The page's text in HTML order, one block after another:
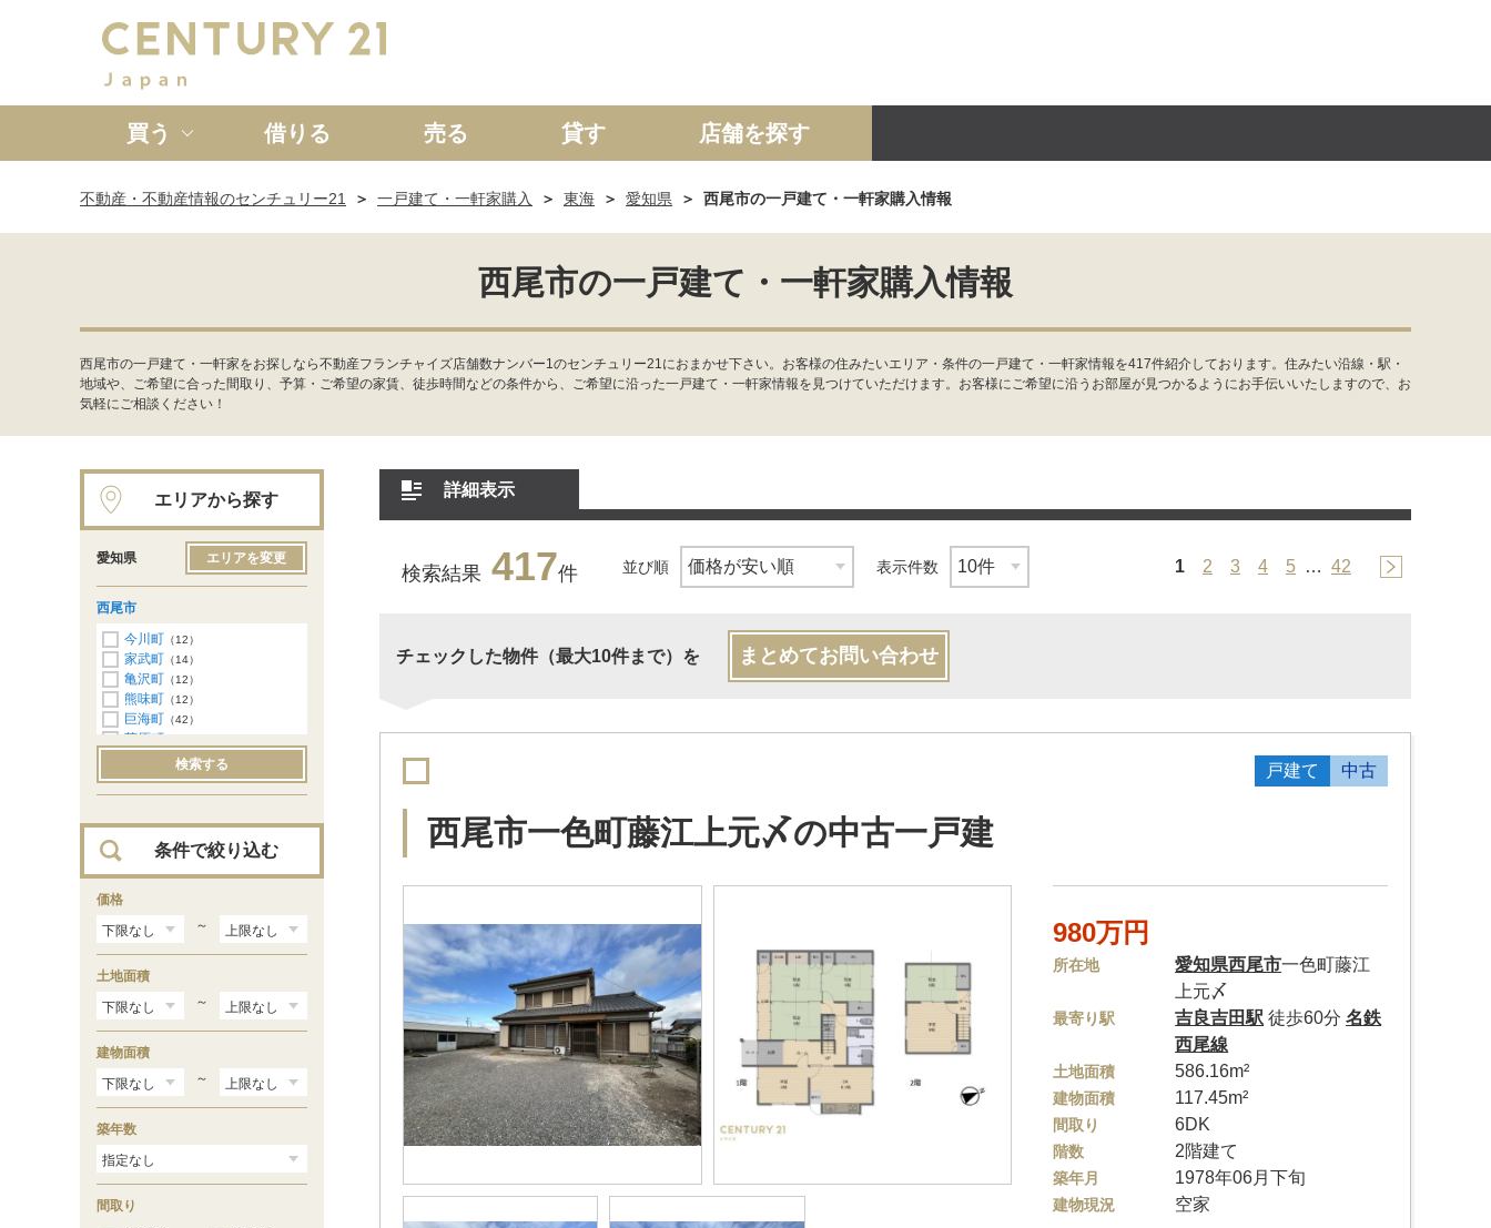
買う
新築一戸建て 中古一戸建て マンション 土地 事業投資用
借りる 売る 貸す 店舗を探す
不動産・不動産情報のセンチュリー21 一戸建て・一軒家購入 東海 愛知県 西尾市の一戸建て・一軒家購入情報
西尾市の一戸建て・一軒家購入情報
西尾市の一戸建て・一軒家をお探しなら不動産フランチャイズ店舗数ナンバー1のセンチュリー21におまかせ下さい。お客様の住みたいエリア・条件の一戸建て・一軒家情報を417件紹介しております。住みたい沿線・駅・
地域や、ご希望に合った間取り、予算・ご希望の家賃、徒歩時間などの条件から、ご希望に沿った一戸建て・一軒家情報を見つけていただけます。お客様にご希望に沿うお部屋が見つかるようにお手伝いいたしますので、お
気軽にご相談ください！
詳細表示
検索結果 417件 並び順 表示件数 1 2 3 4 5 … 42
チェックした物件（最大10件まで）を まとめてお問い合わせ
戸建て 中古
西尾市一色町藤江上元〆の中古一戸建
980万円
所在地 愛知県西尾市一色町藤江
上元〆
最寄り駅 吉良吉田駅 徒歩60分名鉄
西尾線
土地面積 586.16m²
建物面積 117.45m²
間取り 6DK
階数 2階建て
築年月 1978年06月下旬
建物現況 空家
エリアから探す
愛知県 エリアを変更
西尾市
今川町 （12）
家武町 （14）
亀沢町 （12）
熊味町 （12）
巨海町 （42）
菅原町
（1）
戸ケ崎（5）
道光寺町（3）
羽塚町 （7）
平口町（20）
平坂町（1）
宮町（4）
米津町
田貫（2）
住崎
永吉
伊藤（16）
一色町一色
一色町開正 （1）
一色町治明
一色町対米
一色町野田
一色町前野
検索する
条件で絞り込む
価格
～
土地面積
～
建物面積
～
築年数
間取り